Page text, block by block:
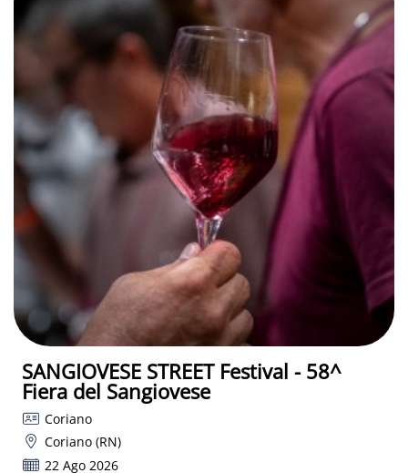
SANGIOVESE STREET Festival - 58^
Fiera del Sangiovese
Coriano
Coriano (RN)
22 Ago 2026